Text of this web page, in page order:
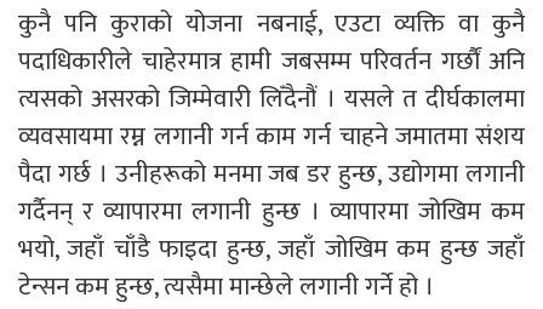
कुनै पनि कुराको योजना नबनाई, एउटा व्यक्ति वा कुनै
पदाधिकारीले चाहेरमात्र हामी जबसम्म परिवर्तन गर्छाैं अनि
त्यसको असरको जिम्मेवारी लिँदैनौं । यसले त दीर्घकालमा
व्यवसायमा रम्न लगानी गर्न काम गर्न चाहने जमातमा संशय
पैदा गर्छ । उनीहरूको मनमा जब डर हुन्छ, उद्योगमा लगानी
गर्दैनन् र व्यापारमा लगानी हुन्छ । व्यापारमा जोखिम कम
भयो, जहाँ चाँडै फाइदा हुन्छ, जहाँ जोखिम कम हुन्छ जहाँ
टेन्सन कम हुन्छ, त्यसैमा मान्छेले लगानी गर्ने हो ।